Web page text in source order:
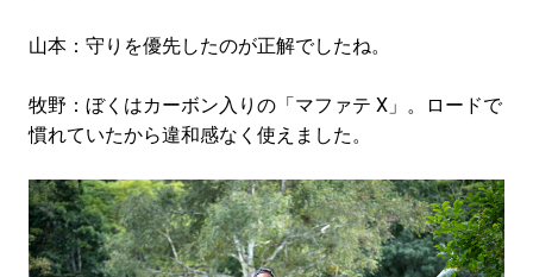
山本：守りを優先したのが正解でしたね。
牧野：ぼくはカーボン入りの「マファテ X」。ロードで
慣れていたから違和感なく使えました。